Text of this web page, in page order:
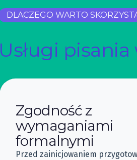
DLACZEGO WARTO
Usługi
Zgodność z
wymaganiami
formalnymi
Przed zainicjowaniem